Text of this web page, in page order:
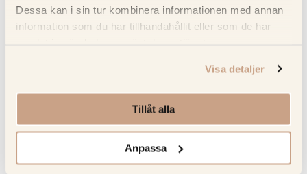
Dessa kan i sin tur kombinera informationen med annan
information som du har tillhandahållit eller som de har
Visa detaljer
Tillåt alla
Anpassa
Öppettider
Må-Fre: 09-18